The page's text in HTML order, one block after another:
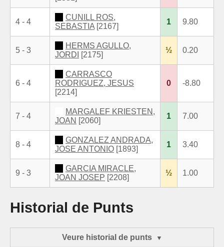
4 - 4
CUNILL ROS,
SEBASTIA [2167]
1 9.80
5 - 3
HERMS AGULLO,
JORDI
[2175]
½ 0.20
6 - 4
CARRASCO
RODRIGUEZ, JESUS
[2214]
0 -8.80
7 - 4
MARGALEF KRIESTEN,
JOAN [2060]
1 7.00
8 - 4
GONZALEZ ANDRADA,
JOSE ANTONIO [1893]
1 3.40
9 - 3
GARCIA MIRACLE,
JOAN JOSEP [2208]
½ 1.00
Historial de Punts
Veure historial de punts